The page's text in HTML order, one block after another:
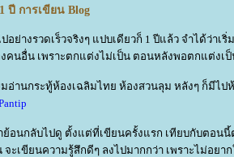
ปี การเขียน Blog
ปอย่างรวดเร็วจริงๆ แปบเดียวก็ 1 ปีแล้ว จำได้ว่าเ
คนอื่น เพราะตกแต่งไม่เป็น ตอนหลังพอตกแต่งเ
อ่านกระทู้ห้องเฉลิมไทย ห้องสวนลุม หลังๆ ก็มีไ
อนกลับไปดู ตั้งแต่ที่เขียนครั้งแรก เทียบกับตอนนี้
เขียนความรู้สึกดีๆ ลงไปมากกว่า เพราะไม่อยา